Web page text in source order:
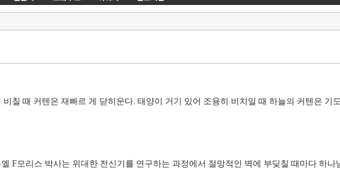
칠 때 커텐은 재빠르 게 닫히운다. 태양이 거기 있어 조용히 비치일 때 하늘의 커텐은 기
F모리스 박사는 위대한 전신기를 연구하는 과정에서 절망적인 벽에 부딪칠 때마다 하나